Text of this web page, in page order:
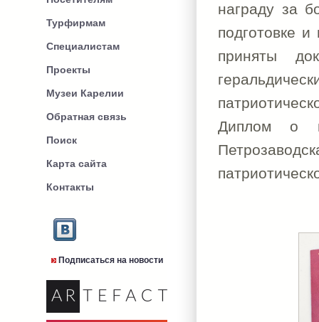
Турфирмам
Специалистам
Проекты
Музеи Карелии
Обратная связь
Поиск
Карта сайта
Контакты
Подписаться на новости
награду за
подготовке
приняты
Диплом о